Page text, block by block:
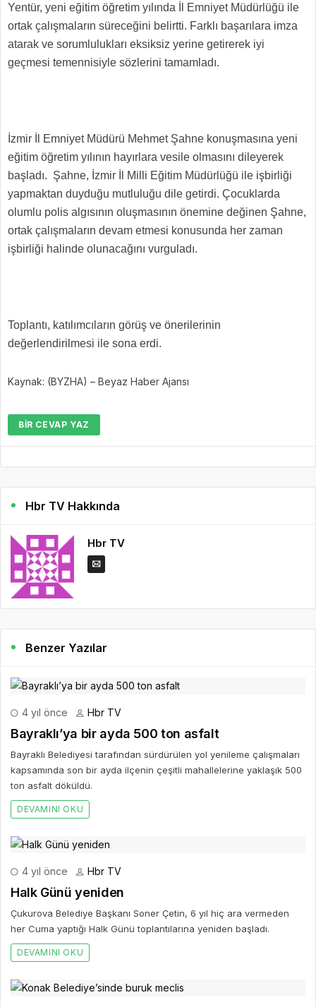
Yentür, yeni eğitim öğretim yılında İl Emniyet Müdürlüğü ile
ortak çalışmaların süreceğini belirtti. Farklı başarılara imza
atarak ve sorumlulukları eksiksiz yerine getirerek iyi
geçmesi temennisiyle sözlerini tamamladı.
İzmir İl Emniyet Müdürü Mehmet Şahne konuşmasına yeni
eğitim öğretim yılının hayırlara vesile olmasını dileyerek
başladı. Şahne, İzmir İl Milli Eğitim Müdürlüğü ile işbirliği
yapmaktan duyduğu mutluluğu dile getirdi. Çocuklarda
olumlu polis algısının oluşmasının önemine değinen Şahne,
ortak çalışmaların devam etmesi konusunda her zaman
işbirliği halinde olunacağını vurguladı.
Toplantı, katılımcıların görüş ve önerilerinin
değerlendirilmesi ile sona erdi.
Kaynak: (BYZHA) – Beyaz Haber Ajansı
BIR CEVAP YAZ
Hbr TV Hakkında
Hbr TV
Benzer Yazılar
4 yıl önce Hbr TV
Bayraklı’ya bir ayda 500 ton asfalt
Bayraklı Belediyesi tarafından sürdürülen yol yenileme çalışmaları
kapsamında son bir ayda ilçenin çeşitli mahallelerine yaklaşık 500
ton asfalt döküldü.
DEVAMINI OKU
4 yıl önce Hbr TV
Halk Günü yeniden
Çukurova Belediye Başkanı Soner Çetin, 6 yıl hiç ara vermeden
her Cuma yaptığı Halk Günü toplantılarına yeniden başladı.
DEVAMINI OKU